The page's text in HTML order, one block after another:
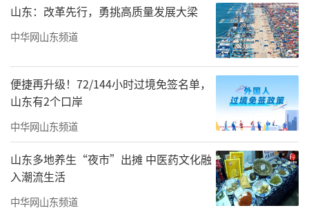
山东开元美术馆淄博
2011《内》赵孟君作品展
北京大学图书馆北京
2013《南塘梦影》赵孟君作品展
山东新闻美术馆
2018《心迹》赵孟君李志双个展
柏林中国文化中心柏林
山东：改革先行，勇挑高质量发展大梁
中华网山东频道
便捷再升级！72/144小时过境免签名单，
山东有2个口岸
中华网山东频道
山东多地养生“夜市”出摊 中医药文化融
入潮流生活
中华网山东频道